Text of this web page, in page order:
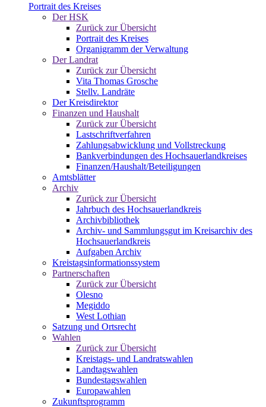
Portrait des Kreises
Der HSK
Zurück zur Übersicht
Portrait des Kreises
Organigramm der Verwaltung
Der Landrat
Zurück zur Übersicht
Vita Thomas Grosche
Stellv. Landräte
Der Kreisdirektor
Finanzen und Haushalt
Zurück zur Übersicht
Lastschriftverfahren
Zahlungsabwicklung und Vollstreckung
Bankverbindungen des Hochsauerlandkreises
Finanzen/Haushalt/Beteiligungen
Amtsblätter
Archiv
Zurück zur Übersicht
Jahrbuch des Hochsauerlandkreis
Archivbibliothek
Archiv- und Sammlungsgut im Kreisarchiv des
Hochsauerlandkreis
Aufgaben Archiv
Kreistagsinformationssystem
Partnerschaften
Zurück zur Übersicht
Olesno
Megiddo
West Lothian
Satzung und Ortsrecht
Wahlen
Zurück zur Übersicht
Kreistags- und Landratswahlen
Landtagswahlen
Bundestagswahlen
Europawahlen
Zukunftsprogramm